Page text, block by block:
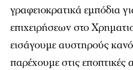
γραφειοκρατικά εμπόδια
επιχειρήσεων στο
εισάγουμε αυστηρούς
παρέχουμε στις εποπτικές